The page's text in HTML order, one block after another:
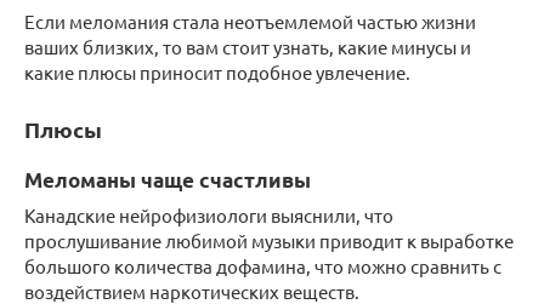
Если меломания стала неотъемлемой частью жизни
ваших близких, то вам стоит узнать, какие минусы и
какие плюсы приносит подобное увлечение.
Плюсы
Меломаны чаще счастливы
Канадские нейрофизиологи выяснили, что
прослушивание любимой музыки приводит к выработке
большого количества дофамина, что можно сравнить с
воздействием наркотических веществ.